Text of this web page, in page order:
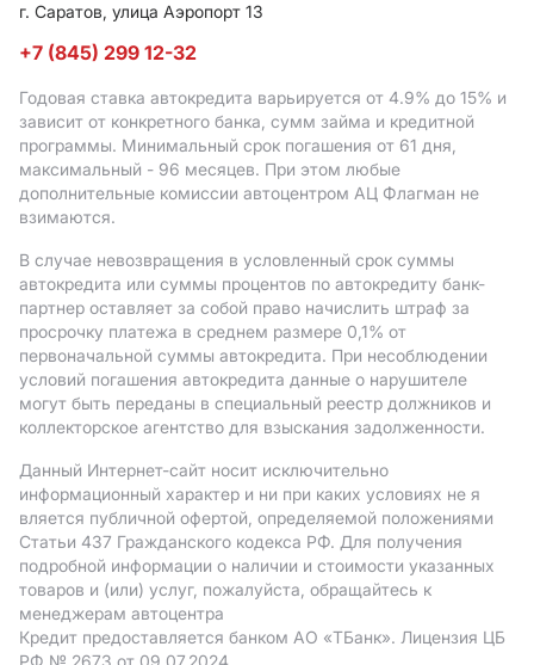
г. Саратов, улица Аэропорт 13
+7 (845) 299 12-32
Годовая ставка автокредита варьируется от 4.9% до 15% и
зависит от конкретного банка, сумм займа и кредитной
программы. Минимальный срок погашения от 61 дня,
максимальный - 96 месяцев. При этом любые
дополнительные комиссии автоцентром АЦ Флагман не
взимаются.
В случае невозвращения в условленный срок суммы
автокредита или суммы процентов по автокредиту банк-
партнер оставляет за собой право начислить штраф за
просрочку платежа в среднем размере 0,1% от
первоначальной суммы автокредита. При несоблюдении
условий погашения автокредита данные о нарушителе
могут быть переданы в специальный реестр должников и
коллекторское агентство для взыскания задолженности.
Данный Интернет-сайт носит исключительно
информационный характер и ни при каких условиях не я
вляется публичной офертой, определяемой положениями
Статьи 437 Гражданского кодекса РФ. Для получения
подробной информации о наличии и стоимости указанных
товаров и (или) услуг, пожалуйста, обращайтесь к
менеджерам автоцентра
Кредит предоставляется банком АO «ТБанк». Лицензия ЦБ
РФ № 2673 от 09.07.2024.